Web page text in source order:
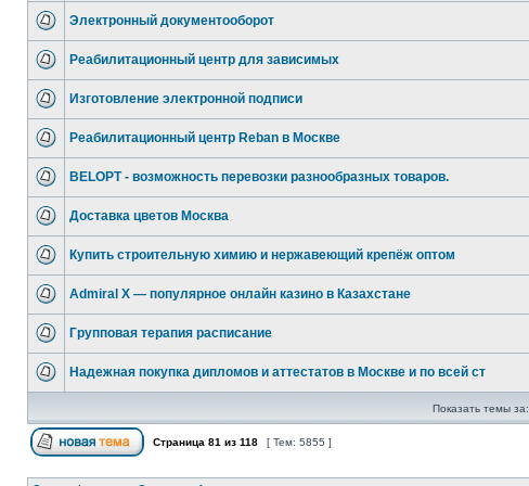
Электронный документооборот
Реабилитационный центр для зависимых
Изготовление электронной подписи
Реабилитационный центр Reban в Москве
BELOPT - возможность перевозки разнообразных товаров.
Доставка цветов Москва
Купить строительную химию и нержавеющий крепёж оптом
Admiral X — популярное онлайн казино в Казахстане
Групповая терапия расписание
Надежная покупка дипломов и аттестатов в Москве и по всей ст
Показать темы за:
Страница 81 из 118 [ Тем: 5855 ]